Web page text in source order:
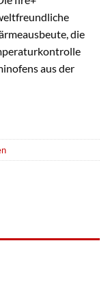
die
aus der